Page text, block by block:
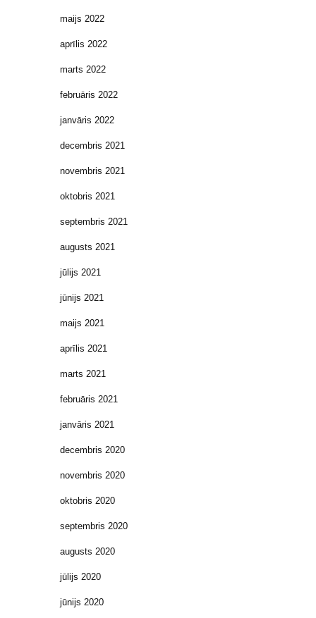
maijs 2022
aprīlis 2022
marts 2022
februāris 2022
janvāris 2022
decembris 2021
novembris 2021
oktobris 2021
septembris 2021
augusts 2021
jūlijs 2021
jūnijs 2021
maijs 2021
aprīlis 2021
marts 2021
februāris 2021
janvāris 2021
decembris 2020
novembris 2020
oktobris 2020
septembris 2020
augusts 2020
jūlijs 2020
jūnijs 2020